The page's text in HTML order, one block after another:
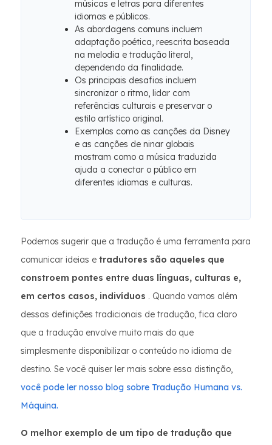
músicas e letras para diferentes
idiomas e públicos.
As abordagens comuns incluem
adaptação poética, reescrita baseada
na melodia e tradução literal,
dependendo da finalidade.
Os principais desafios incluem
sincronizar o ritmo, lidar com
referências culturais e preservar o
estilo artístico original.
Exemplos como as canções da Disney
e as canções de ninar globais
mostram como a música traduzida
ajuda a conectar o público em
diferentes idiomas e culturas.
Podemos sugerir que a tradução é uma ferramenta para
comunicar ideias e tradutores são aqueles que
constroem pontes entre duas línguas, culturas e,
em certos casos, indivíduos . Quando vamos além
dessas definições tradicionais de tradução, fica claro
que a tradução envolve muito mais do que
simplesmente disponibilizar o conteúdo no idioma de
destino. Se você quiser ler mais sobre essa distinção,
você pode ler nosso blog sobre Tradução Humana vs.
Máquina.
O melhor exemplo de um tipo de tradução que